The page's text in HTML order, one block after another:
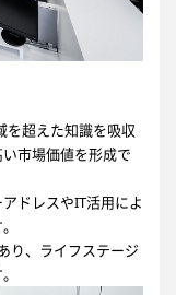
を超えた知識を吸収
市場価値を形成で
ドレスやIT活用によ
り、ライフステージ